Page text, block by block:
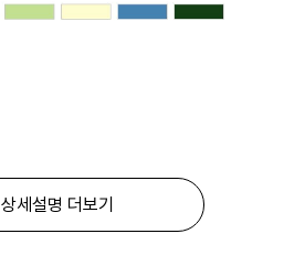
상세설명 더보기